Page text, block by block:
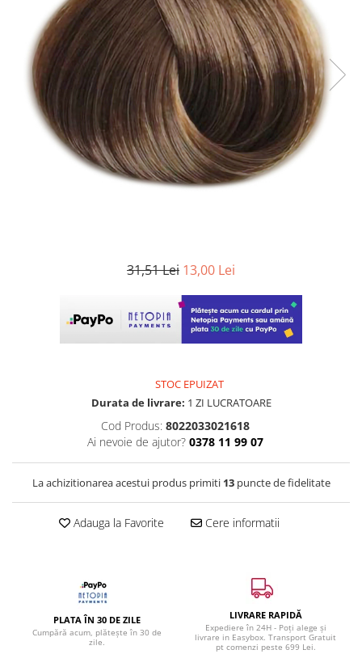
31,51 Lei 13,00 Lei
STOC EPUIZAT
Durata de livrare: 1 ZI LUCRATOARE
Cod Produs: 8022033021618
Ai nevoie de ajutor? 0378 11 99 07
La achizitionarea acestui produs primiti 13puncte de fidelitate
Adauga la Favorite Cere informatii
PLATA ÎN 30 DE ZILE
Cumpără acum, plătește în 30 de
zile.
LIVRARE RAPIDĂ
Expediere în 24H - Poți alege și
livrare in Easybox. Transport Gratuit
pt comenzi peste 699 Lei.